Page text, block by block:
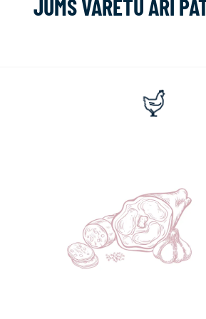
JUMS VARĒTU ARĪ